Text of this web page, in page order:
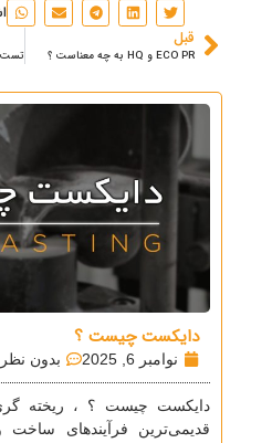
قبل
ECO PR و HQ به چه معناست ؟
دایکست چیست ؟
نوامبر 6, 2025 بدون نظر
قدیمی‌ترین فرآیندهای ساخت